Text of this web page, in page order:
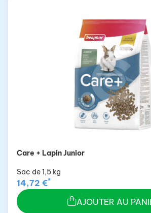
Care + Lapin Junior
Sac de 1,5 kg
14,72 €*
AJOUTER AU